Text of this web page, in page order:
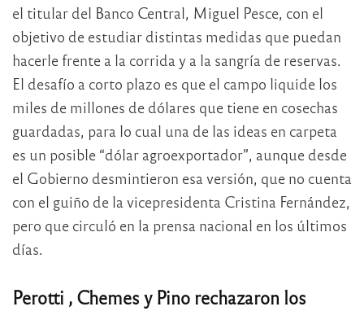
el titular del Banco Central, Miguel Pesce, con el
objetivo de estudiar distintas medidas que puedan
hacerle frente a la corrida y a la sangría de reservas.
El desafío a corto plazo es que el campo liquide los
miles de millones de dólares que tiene en cosechas
guardadas, para lo cual una de las ideas en carpeta
es un posible “dólar agroexportador”, aunque desde
el Gobierno desmintieron esa versión, que no cuenta
con el guiño de la vicepresidenta Cristina Fernández,
pero que circuló en la prensa nacional en los últimos
días.
Perotti , Chemes y Pino rechazaron los